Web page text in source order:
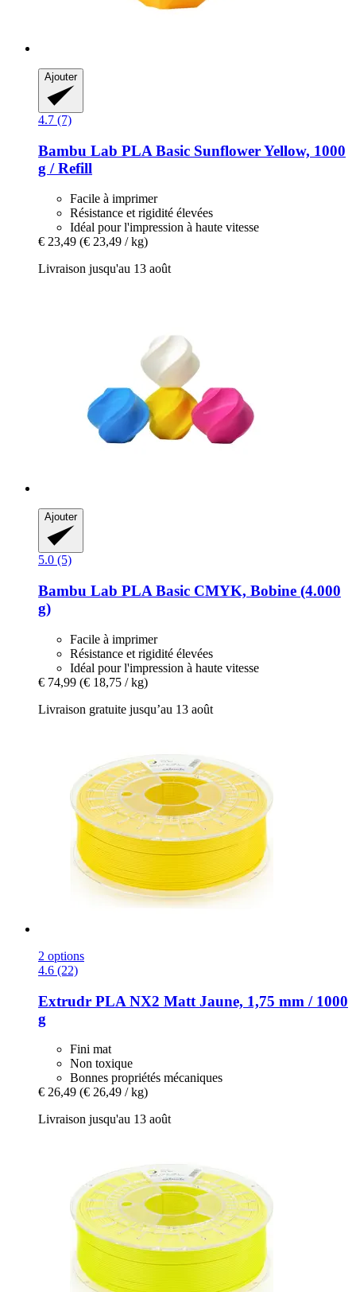
Ajouter
4.7 (7)
Bambu Lab PLA Basic Sunflower Yellow, 1000
g / Refill
Facile à imprimer
Résistance et rigidité élevées
Idéal pour l'impression à haute vitesse
€ 23,49 (€ 23,49 / kg)
Livraison jusqu'au 13 août
Ajouter
5.0 (5)
Bambu Lab PLA Basic CMYK, Bobine (4.000
g)
Facile à imprimer
Résistance et rigidité élevées
Idéal pour l'impression à haute vitesse
€ 74,99 (€ 18,75 / kg)
Livraison gratuite jusqu’au 13 août
2 options
4.6 (22)
Extrudr PLA NX2 Matt Jaune, 1,75 mm / 1000
g
Fini mat
Non toxique
Bonnes propriétés mécaniques
€ 26,49 (€ 26,49 / kg)
Livraison jusqu'au 13 août